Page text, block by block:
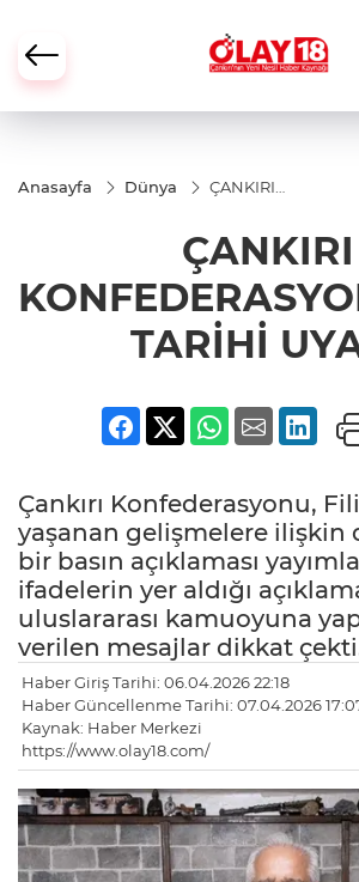
Anasayfa Dünya
ÇANKIRI
ÇANKIRI
TARİHİ
Çankırı Konfederasyonu,
yaşanan gelişmelere ilişkin
bir basın açıklaması
ifadelerin yer aldığı
uluslararası kamuoyuna
verilen mesajlar dikkat
Haber Giriş Tarihi: 06.04.2026 22:18
Haber Güncellenme Tarihi: 07.04.2026
Kaynak: Haber Merkezi
https://www.olay18.com/